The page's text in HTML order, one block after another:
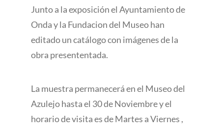
Junto a la exposición el Ayuntamiento de
Onda y la Fundacion del Museo han
editado un catálogo con imágenes de la
obra presententada.
La muestra permanecerá en el Museo del
Azulejo hasta el 30 de Noviembre y el
horario de visita es de Martes a Viernes ,